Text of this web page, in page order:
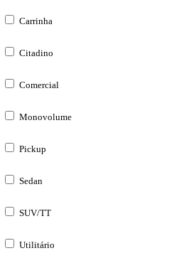
Carrinha
Citadino
Comercial
Monovolume
Pickup
Sedan
SUV/TT
Utilitário